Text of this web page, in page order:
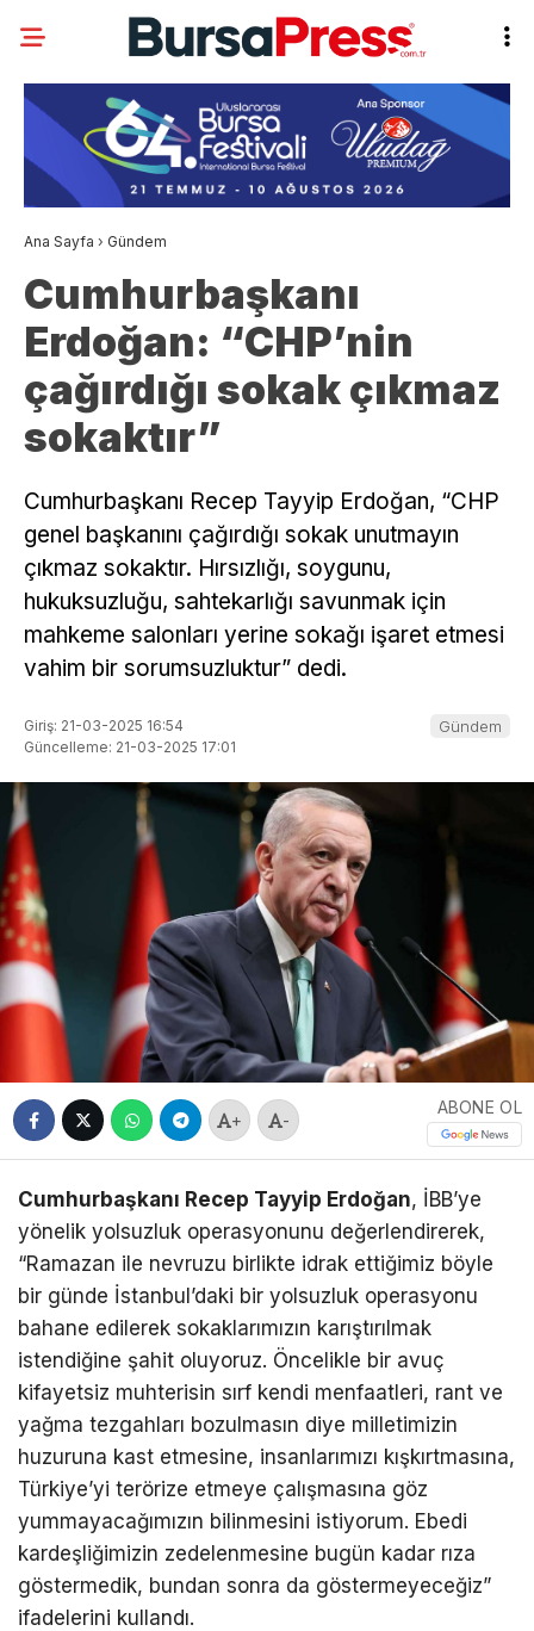
Ana Sayfa › Gündem
Cumhurbaşkanı
Erdoğan: “CHP’nin
çağırdığı sokak çıkmaz
sokaktır”
Cumhurbaşkanı Recep Tayyip Erdoğan, “CHP
genel başkanını çağırdığı sokak unutmayın
çıkmaz sokaktır. Hırsızlığı, soygunu,
hukuksuzluğu, sahtekarlığı savunmak için
mahkeme salonları yerine sokağı işaret etmesi
vahim bir sorumsuzluktur” dedi.
Giriş: 21-03-2025 16:54
Güncelleme: 21-03-2025 17:01
Gündem
+ -
ABONE OL
Cumhurbaşkanı Recep Tayyip Erdoğan, İBB’ye
yönelik yolsuzluk operasyonunu değerlendirerek,
“Ramazan ile nevruzu birlikte idrak ettiğimiz böyle
bir günde İstanbul’daki bir yolsuzluk operasyonu
bahane edilerek sokaklarımızın karıştırılmak
istendiğine şahit oluyoruz. Öncelikle bir avuç
kifayetsiz muhterisin sırf kendi menfaatleri, rant ve
yağma tezgahları bozulmasın diye milletimizin
huzuruna kast etmesine, insanlarımızı kışkırtmasına,
Türkiye’yi terörize etmeye çalışmasına göz
yummayacağımızın bilinmesini istiyorum. Ebedi
kardeşliğimizin zedelenmesine bugün kadar rıza
göstermedik, bundan sonra da göstermeyeceğiz”
ifadelerini kullandı.